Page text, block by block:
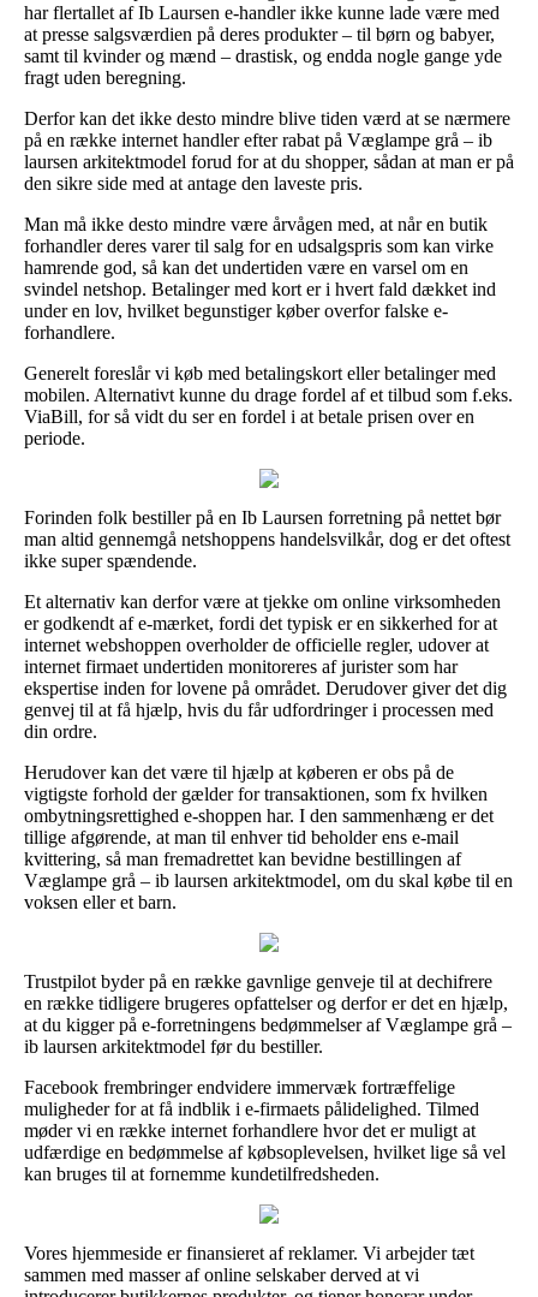
har flertallet af Ib Laursen e-handler ikke kunne lade være med
at presse salgsværdien på deres produkter – til børn og babyer,
samt til kvinder og mænd – drastisk, og endda nogle gange yde
fragt uden beregning.
Derfor kan det ikke desto mindre blive tiden værd at se nærmere
på en række internet handler efter rabat på Væglampe grå – ib
laursen arkitektmodel forud for at du shopper, sådan at man er på
den sikre side med at antage den laveste pris.
Man må ikke desto mindre være årvågen med, at når en butik
forhandler deres varer til salg for en udsalgspris som kan virke
hamrende god, så kan det undertiden være en varsel om en
svindel netshop. Betalinger med kort er i hvert fald dækket ind
under en lov, hvilket begunstiger køber overfor falske e-
forhandlere.
Generelt foreslår vi køb med betalingskort eller betalinger med
mobilen. Alternativt kunne du drage fordel af et tilbud som f.eks.
ViaBill, for så vidt du ser en fordel i at betale prisen over en
periode.
Forinden folk bestiller på en Ib Laursen forretning på nettet bør
man altid gennemgå netshoppens handelsvilkår, dog er det oftest
ikke super spændende.
Et alternativ kan derfor være at tjekke om online virksomheden
er godkendt af e-mærket, fordi det typisk er en sikkerhed for at
internet webshoppen overholder de officielle regler, udover at
internet firmaet undertiden monitoreres af jurister som har
ekspertise inden for lovene på området. Derudover giver det dig
genvej til at få hjælp, hvis du får udfordringer i processen med
din ordre.
Herudover kan det være til hjælp at køberen er obs på de
vigtigste forhold der gælder for transaktionen, som fx hvilken
ombytningsrettighed e-shoppen har. I den sammenhæng er det
tillige afgørende, at man til enhver tid beholder ens e-mail
kvittering, så man fremadrettet kan bevidne bestillingen af
Væglampe grå – ib laursen arkitektmodel, om du skal købe til en
voksen eller et barn.
Trustpilot byder på en række gavnlige genveje til at dechifrere
en række tidligere brugeres opfattelser og derfor er det en hjælp,
at du kigger på e-forretningens bedømmelser af Væglampe grå –
ib laursen arkitektmodel før du bestiller.
Facebook frembringer endvidere immervæk fortræffelige
muligheder for at få indblik i e-firmaets pålidelighed. Tilmed
møder vi en række internet forhandlere hvor det er muligt at
udfærdige en bedømmelse af købsoplevelsen, hvilket lige så vel
kan bruges til at fornemme kundetilfredsheden.
Vores hjemmeside er finansieret af reklamer. Vi arbejder tæt
sammen med masser af online selskaber derved at vi